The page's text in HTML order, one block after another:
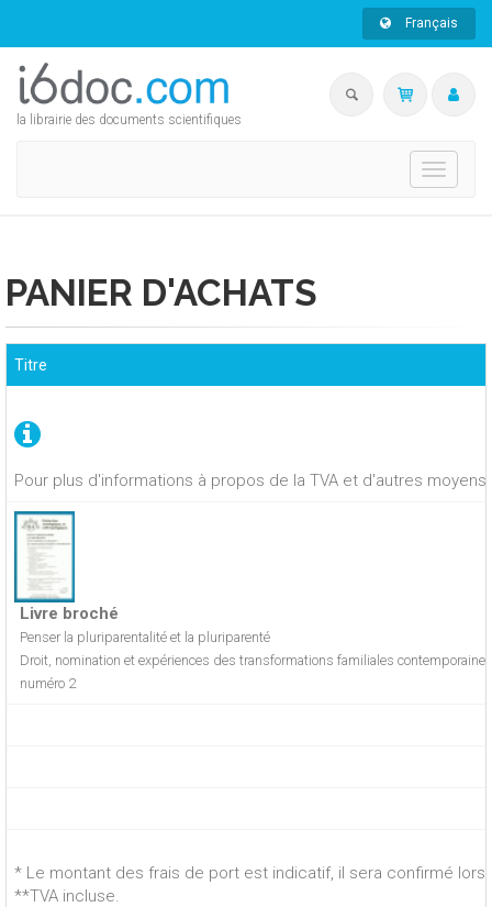
Français
la librairie des documents scientifiques
Toggle
PANIER D'ACHATS
Pour plus d'informations à propos de la TVA et d'autres
Titre
Livre broché
Penser la pluriparentalité et la pluriparenté
Droit, nomination et expériences des transformations familiales contemporaines
numéro 2
* Le montant des frais de port est indicatif, il sera confirmé
**TVA incluse.